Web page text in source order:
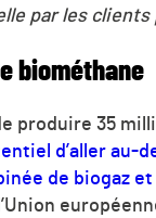
par les
biométhane
produire 35
d’aller
de biogaz